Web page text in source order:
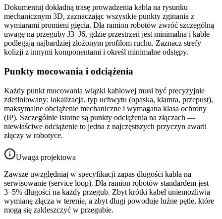
Dokumentuj dokładną trasę prowadzenia kabla na rysunku
mechanicznym 3D, zaznaczając wszystkie punkty zginania z
wymiarami promieni gięcia. Dla ramion robotów zwróć szczególną
uwagę na przeguby J3–J6, gdzie przestrzeń jest minimalna i kable
podlegają najbardziej złożonym profilom ruchu. Zaznacz strefy
kolizji z innymi komponentami i określ minimalne odstępy.
Punkty mocowania i odciążenia
Każdy punkt mocowania wiązki kablowej musi być precyzyjnie
zdefiniowany: lokalizacja, typ uchwytu (opaska, klamra, przepust),
maksymalne obciążenie mechaniczne i wymagana klasa ochrony
(IP). Szczególnie istotne są punkty odciążenia na złączach —
niewłaściwe odciążenie to jedna z najczęstszych przyczyn awarii
złączy w robotyce.
Uwaga projektowa
Zawsze uwzględniaj w specyfikacji zapas długości kabla na
serwisowanie (service loop). Dla ramion robotów standardem jest
3–5% długości na każdy przegub. Zbyt krótki kabel uniemożliwia
wymianę złącza w terenie, a zbyt długi powoduje luźne pętle, które
mogą się zakleszczyć w przegubie.